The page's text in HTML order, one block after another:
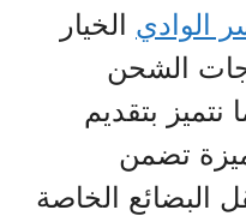
الوادي الخيار
الشحن
نتميز بتقديم
تضمن
البضائع الخاصة